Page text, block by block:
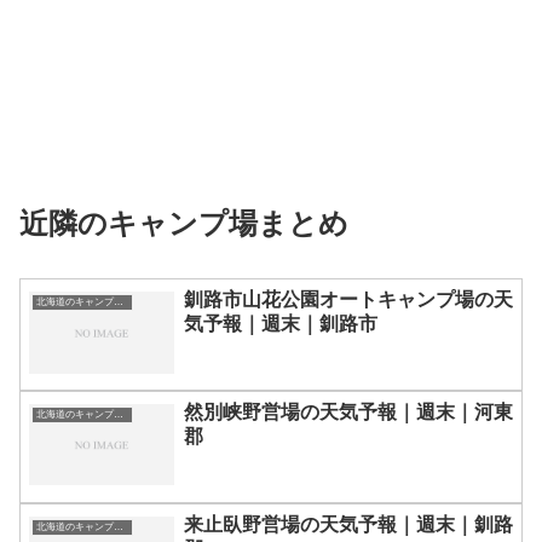
近隣のキャンプ場まとめ
北海道のキャンプ場一覧
釧路市山花公園オートキャンプ場の天
気予報｜週末｜釧路市
北海道のキャンプ場一覧
然別峡野営場の天気予報｜週末｜河東
郡
北海道のキャンプ場一覧
来止臥野営場の天気予報｜週末｜釧路